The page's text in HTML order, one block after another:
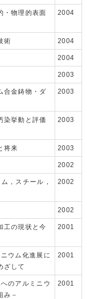
・物理的表面
2004
術 2004
2004
2003
合金鋳物・ダ
2003
染挙動と評価
2003
将来 2003
2002
，スチール，
2002
2002
工の現状と今
2001
ウム化進展に
ざして
2001
のアルミニウ
み－
2001